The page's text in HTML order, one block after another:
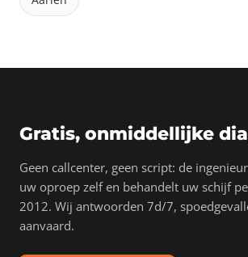
Gratis, onmiddellijke
Geen callcenter, geen script: de
uw oproep zelf en behandelt uw schijf
2012. Wij antwoorden 7d/7,
aanvaard.